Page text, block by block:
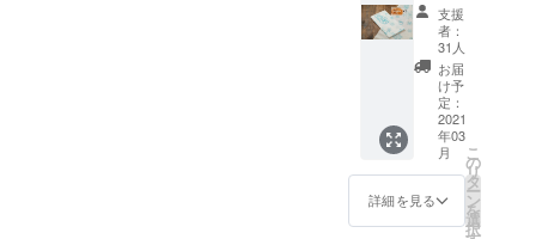
換券」
と商品
をお送
りしま
す。ま
た、レ
トルト
そのも
第、
「レト
す。 お
名前、
送り先
のご住
所、
メール
アドレ
スを必
ず明記
い。プ
ロジェ
個入
り）と
冷凍ピ
ロシキ
《期間
限定カ
レー
味》（3
個入
冷凍配
送にて
8月15
日、
1000円
券x10
枚）と
ビーフ
ストロ
ガノフ
のレト
ルト引
換券
リジナ
ルマト
リョー
シカ手
拭い
（ピン
ク）１
枚と
ビーフ
ストロ
ガノフ
定価880
円の
ビーフ
ストロ
ガノ
フ・レ
トルト
引換券
２枚＋
オリジ
ナルマ
ト
支援
者：
31人
お届
け予
定：
2021
年03
月
詳細を見る
こ
の
リ
タ
ー
ン
を
選
択